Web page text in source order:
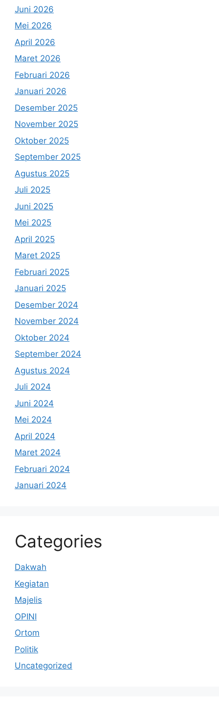
Juni 2026
Mei 2026
April 2026
Maret 2026
Februari 2026
Januari 2026
Desember 2025
November 2025
Oktober 2025
September 2025
Agustus 2025
Juli 2025
Juni 2025
Mei 2025
April 2025
Maret 2025
Februari 2025
Januari 2025
Desember 2024
November 2024
Oktober 2024
September 2024
Agustus 2024
Juli 2024
Juni 2024
Mei 2024
April 2024
Maret 2024
Februari 2024
Januari 2024
Categories
Dakwah
Kegiatan
Majelis
OPINI
Ortom
Politik
Uncategorized